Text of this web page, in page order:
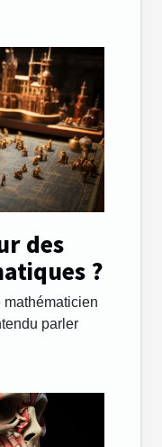
des
?
mathématicien
parler